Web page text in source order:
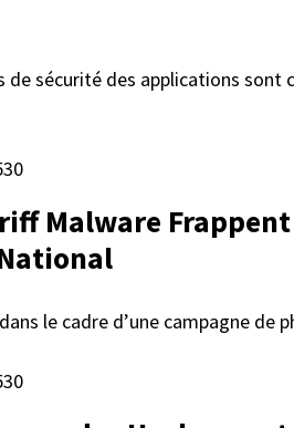
de sécurité des applications
Malware
le cadre d’une campagne